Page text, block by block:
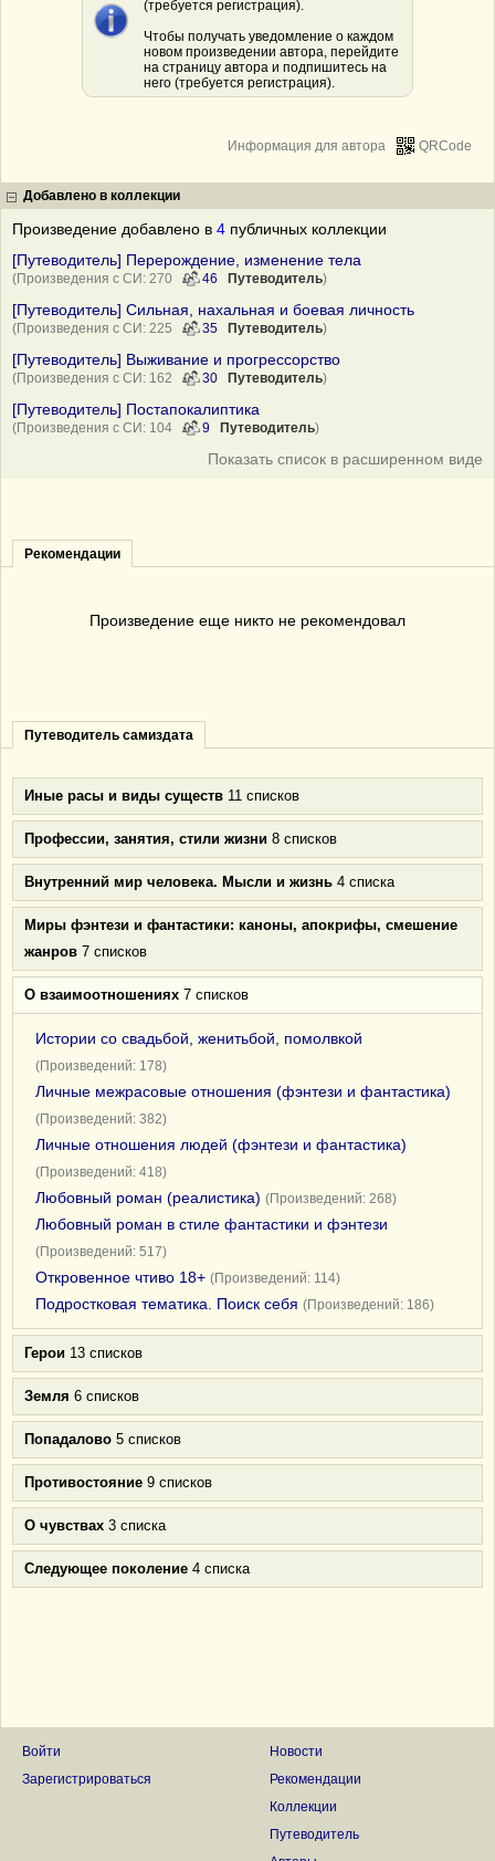
(требуется регистрация).
Чтобы получать уведомление о каждом
новом произведении автора, перейдите
на страницу автора и подпишитесь на
него (требуется регистрация).
QRCode
Информация для автора
Добавлено в коллекции
Произведение добавлено в 4 публичных коллекции
[Путеводитель] Перерождение, изменение тела
(Произведения с СИ: 270 46 Путеводитель)
[Путеводитель] Сильная, нахальная и боевая личность
(Произведения с СИ: 225 35 Путеводитель)
[Путеводитель] Выживание и прогрессорство
(Произведения с СИ: 162 30 Путеводитель)
[Путеводитель] Постапокалиптика
(Произведения с СИ: 104 9 Путеводитель)
Показать список в расширенном виде
Рекомендации
Произведение еще никто не рекомендовал
Путеводитель самиздата
Иные расы и виды существ 11 списков
Профессии, занятия, стили жизни 8 списков
Внутренний мир человека. Мысли и жизнь 4 списка
Миры фэнтези и фантастики: каноны, апокрифы, смешение
жанров 7 списков
О взаимоотношениях 7 списков
Истории со свадьбой, женитьбой, помолвкой
(Произведений: 178)
Личные межрасовые отношения (фэнтези и фантастика)
(Произведений: 382)
Личные отношения людей (фэнтези и фантастика)
(Произведений: 418)
Любовный роман (реалистика) (Произведений: 268)
Любовный роман в стиле фантастики и фэнтези
(Произведений: 517)
Откровенное чтиво 18+ (Произведений: 114)
Подростковая тематика. Поиск себя (Произведений: 186)
Герои 13 списков
Земля 6 списков
Попадалово 5 списков
Противостояние 9 списков
О чувствах 3 списка
Следующее поколение 4 списка
Войти
Зарегистрироваться
Новости
Рекомендации
Коллекции
Путеводитель